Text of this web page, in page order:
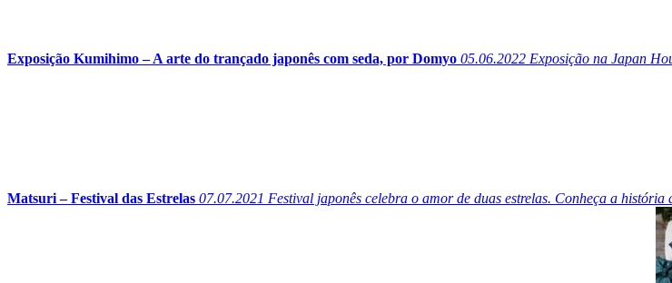
Exposição Kumihimo – A arte do trançado japonês com seda, por Domyo 05.06.2022 Exposição na Japan
Matsuri – Festival das Estrelas 07.07.2021 Festival japonês celebra o amor de duas estrelas. Conheça a história